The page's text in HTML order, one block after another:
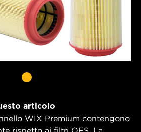
articolo
WIX Premium contengono